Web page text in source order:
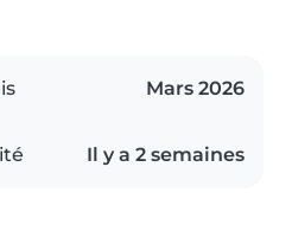
Mars 2026
Il y a 2 semaines